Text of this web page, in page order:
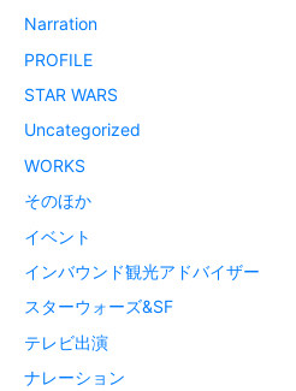
Narration
PROFILE
STAR WARS
Uncategorized
WORKS
そのほか
イベント
インバウンド観光アドバイザー
スターウォーズ&SF
テレビ出演
ナレーション